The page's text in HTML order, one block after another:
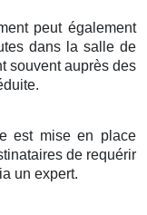
peut également
dans la salle de
souvent auprès des
est mise en place
de requérir
un expert.